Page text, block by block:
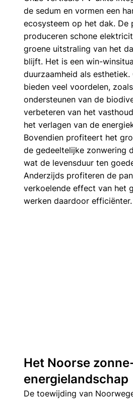
de sedum en vormen een
ecosysteem op het dak. De
produceren schone
groene uitstraling van het
blijft. Het is een win-
duurzaamheid als esthetiek.
bieden veel voordelen,
ondersteunen van de
verbeteren van het
het verlagen van de
Bovendien profiteert het
de gedeeltelijke zonwering
wat de levensduur ten
Anderzijds profiteren de
verkoelende effect van het
werken daardoor efficiënter.
Het Noorse
energielandschap
De toewijding van